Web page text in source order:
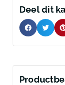
Deel dit